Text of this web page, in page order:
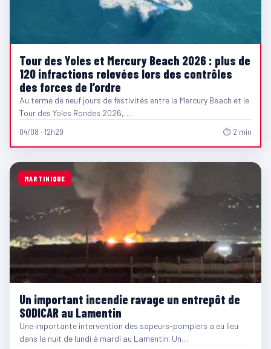
Tour des Yoles et Mercury Beach 2026 : plus de
120 infractions relevées lors des contrôles
des forces de l’ordre
Au terme de neuf jours de festivités entre la Mercury Beach et le
Tour des Yoles Rondes 2026,…
04/08 · 12h29 ⏱ 2 min
MARTINIQUE
Un important incendie ravage un entrepôt de
SODICAR au Lamentin
Une importante intervention des sapeurs-pompiers a eu lieu
dans la nuit de lundi à mardi au Lamentin. Un…